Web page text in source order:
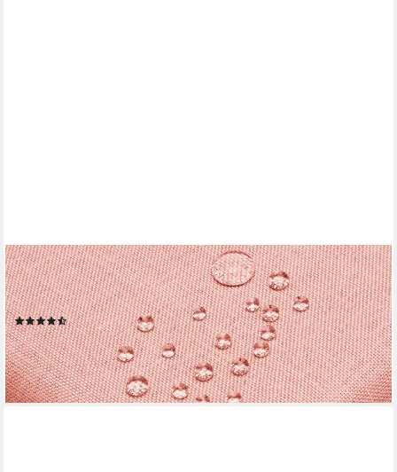
DECOHOMETEXTIL HEIMTEXTILMANUFAKTUR
Tischdecke Leinen Optik Tischdecke Tischtuch Abwaschbar
Wasserabweisend
(71)
ab 9,46 €
lieferbar - in 2-3 Werktagen bei dir
+10